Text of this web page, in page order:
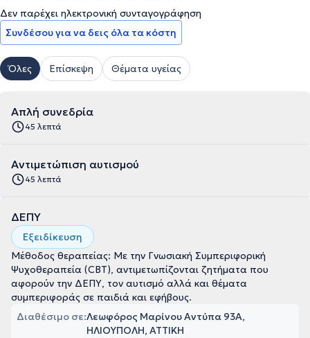
Δεν παρέχει ηλεκτρονική συνταγογράφηση
Συνδέσου για να δεις όλα τα κόστη
Όλες Επίσκεψη Θέματα υγείας
Απλή συνεδρία
45 λεπτά
Αντιμετώπιση αυτισμού
45 λεπτά
ΔΕΠΥ
Εξειδίκευση
Μέθοδος θεραπείας: Με την Γνωσιακή Συμπεριφορική
Ψυχοθεραπεία (CBT), αντιμετωπίζονται ζητήματα που
αφορούν την ΔΕΠΥ, τον αυτισμό αλλά και θέματα
συμπεριφοράς σε παιδιά και εφήβους.
Διαθέσιμο σε:Λεωφόρος Μαρίνου Αντύπα 93Α,
ΗΛΙΟΥΠΟΛΗ, ΑΤΤΙΚΗ